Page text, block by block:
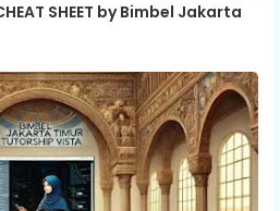
SHEET by Bimbel Jakarta